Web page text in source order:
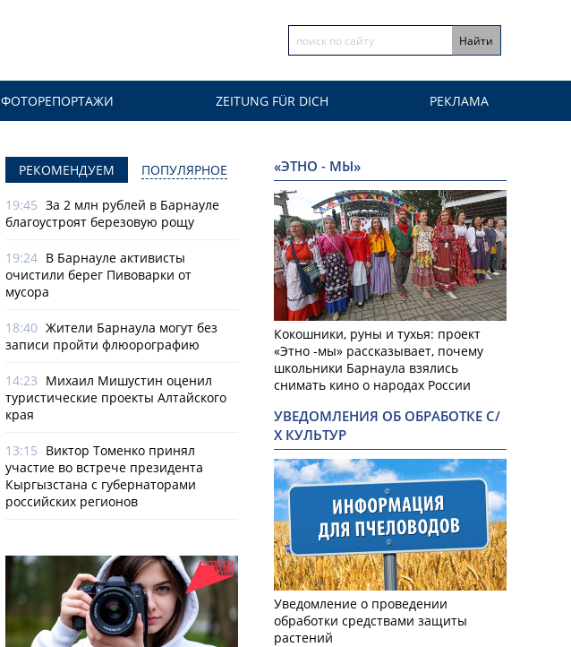
ФОТОРЕПОРТАЖИ ZEITUNG FÜR DICH РЕКЛАМА
РЕКОМЕНДУЕМ ПОПУЛЯРНОЕ
19:45 За 2 млн рублей в Барнауле
благоустроят березовую рощу
19:24 В Барнауле активисты
очистили берег Пивоварки от
мусора
18:40 Жители Барнаула могут без
записи пройти флюорографию
14:23 Михаил Мишустин оценил
туристические проекты Алтайского
края
13:15 Виктор Томенко принял
участие во встрече президента
Кыргызстана с губернаторами
российских регионов
«ЭТНО - МЫ»
Кокошники, руны и тухья: проект
«Этно -мы» рассказывает, почему
школьники Барнаула взялись
снимать кино о народах России
УВЕДОМЛЕНИЯ ОБ ОБРАБОТКЕ С/
Х КУЛЬТУР
Уведомление о проведении
обработки средствами защиты
растений